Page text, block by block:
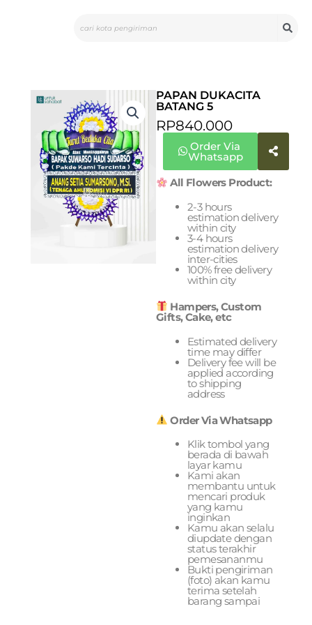
PAPAN DUKACITA
BATANG 5
RP840.000
Order Via
Whatsapp
All Flowers Product:
2-3 hours
estimation delivery
within city
3-4 hours
estimation delivery
inter-cities
100% free delivery
within city
Hampers, Custom
Gifts, Cake, etc
Estimated delivery
time may differ
Delivery fee will be
applied according
to shipping
address
Order Via Whatsapp
Klik tombol yang
berada di bawah
layar kamu
Kami akan
membantu untuk
mencari produk
yang kamu
inginkan
Kamu akan selalu
diupdate dengan
status terakhir
pemesananmu
Bukti pengiriman
(foto) akan kamu
terima setelah
barang sampai